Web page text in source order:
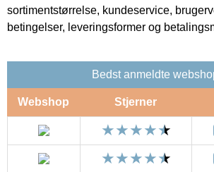
sortimentstørrelse, kundeservice,
betingelser, leveringsformer og
Bedst anmeldte
Webshop Stjerner